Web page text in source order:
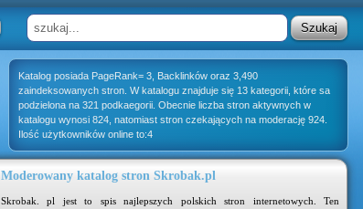
Katalog posiada PageRank= 3, Backlinków oraz 3,490
zaindeksowanych stron. W katalogu znajduje się 13 kategorii, które sa
podzielona na 321 podkaegorii. Obecnie liczba stron aktywnych w
katalogu wynosi 824, natomiast stron czekających na moderację 924.
Ilość użytkowników online to:4
Moderowany katalog stron Skrobak.pl
Skrobak. pl jest to spis najlepszych polskich stron internetowych. Ten